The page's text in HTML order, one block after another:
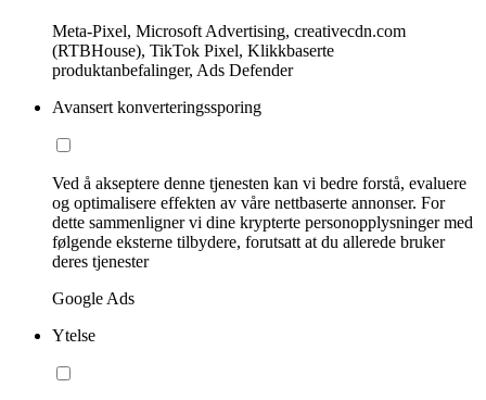
Meta-Pixel, Microsoft Advertising, creativecdn.com
(RTBHouse), TikTok Pixel, Klikkbaserte
produktanbefalinger, Ads Defender
Avansert konverteringssporing
Ved å akseptere denne tjenesten kan vi bedre forstå, evaluere
og optimalisere effekten av våre nettbaserte annonser. For
dette sammenligner vi dine krypterte personopplysninger med
følgende eksterne tilbydere, forutsatt at du allerede bruker
deres tjenester
Google Ads
Ytelse